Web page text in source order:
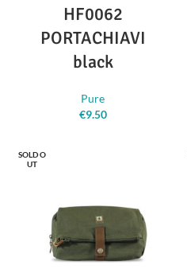
HF0062
PORTACHIAVI
black
Pure
€9.50
SOLD O
UT